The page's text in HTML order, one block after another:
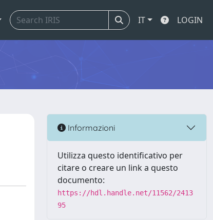
IT LOGIN
Informazioni
Utilizza questo identificativo per
citare o creare un link a questo
documento:
https://hdl.handle.net/11562/2413
95